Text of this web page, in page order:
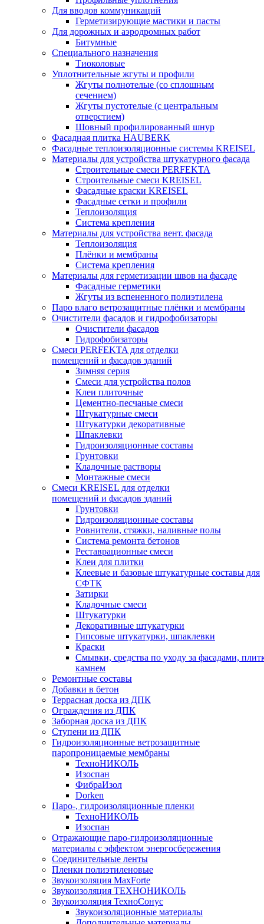
Для вводов коммуникаций
Герметизирующие мастики и пасты
Для дорожных и аэродромных работ
Битумные
Специального назначения
Тиоколовые
Уплотнительные жгуты и профили
Жгуты полнотелые (со сплошным
сечением)
Жгуты пустотелые (с центральным
отверстием)
Шовный профилированный шнур
Фасадная плитка HAUBERK
Фасадные теплоизоляционные системы KREISEL
Материалы для устройства штукатурного фасада
Строительные смеси PERFEKTA
Строительные смеси KREISEL
Фасадные краски KREISEL
Фасадные сетки и профили
Теплоизоляция
Система крепления
Материалы для устройства вент. фасада
Теплоизоляция
Плёнки и мембраны
Система крепления
Материалы для герметизации швов на фасаде
Фасадные герметики
Жгуты из вспененного полиэтилена
Паро влаго ветрозащитные плёнки и мембраны
Очистители фасадов и гидрофобизаторы
Очистители фасадов
Гидрофобизаторы
Смеси PERFEKTA для отделки
помещений и фасадов зданий
Зимняя серия
Смеси для устройства полов
Клеи плиточные
Цементно-песчаные смеси
Штукатурные смеси
Штукатурки декоративные
Шпаклевки
Гидроизоляционные составы
Грунтовки
Кладочные растворы
Монтажные смеси
Смеси KREISEL для отделки
помещений и фасадов зданий
Грунтовки
Гидроизоляционные составы
Ровнители, стяжки, наливные полы
Cистема ремонта бетонов
Реставрационные смеси
Клеи для плитки
Клеевые и базовые штукатурные составы для
СФТК
Затирки
Кладочные смеси
Штукатурки
Декоративные штукатурки
Гипсовые штукатурки, шпаклевки
Краски
Смывки, средства по уходу за фасадами,
камнем
Ремонтные составы
Добавки в бетон
Террасная доска из ДПК
Ограждения из ДПК
Заборная доска из ДПК
Ступени из ДПК
Гидроизоляционные ветрозащитные
паропроницаемые мембраны
ТехноНИКОЛЬ
Изоспан
ФибраИзол
Dorken
Паро-, гидроизоляционные пленки
ТехноНИКОЛЬ
Изоспан
Отражающие паро-гидроизоляционные
материалы с эффектом энергосбережения
Соединительные ленты
Пленки полиэтиленовые
Звукоизоляция MaxForte
Звукоизоляция ТЕХНОНИКОЛЬ
Звукоизоляция ТехноСонус
Звукоизоляционные материалы